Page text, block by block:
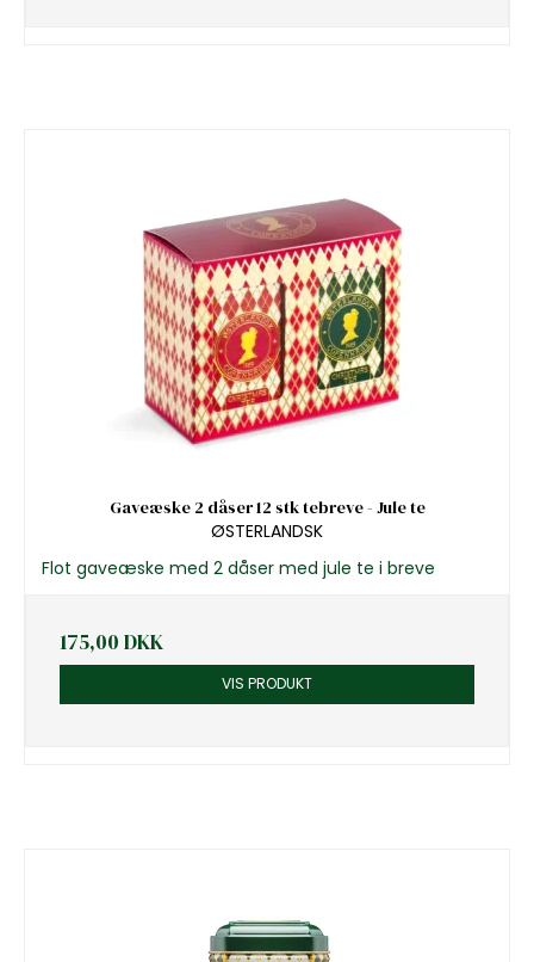
Gaveæske 2 dåser 12 stk tebreve - Jule te
ØSTERLANDSK
Flot gaveæske med 2 dåser med jule te i breve
175,00 DKK
VIS PRODUKT